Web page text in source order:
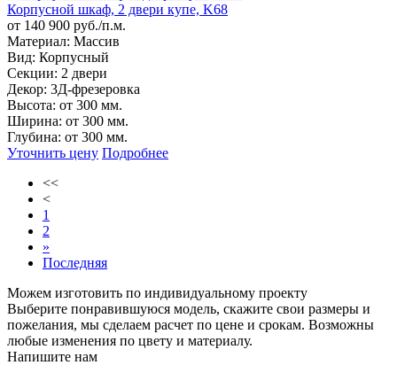
Корпусной шкаф, 2 двери купе, K68
от 140 900 руб./п.м.
Материал: Массив
Вид: Корпусный
Секции: 2 двери
Декор: 3Д-фрезеровка
Высота: от 300 мм.
Ширина: от 300 мм.
Глубина: от 300 мм.
Уточнить цену Подробнее
<<
<
1
2
»
Последняя
Можем изготовить по индивидуальному проекту
Выберите понравившуюся модель, скажите свои размеры и
пожелания, мы сделаем расчет по цене и срокам. Возможны
любые изменения по цвету и материалу.
Напишите нам